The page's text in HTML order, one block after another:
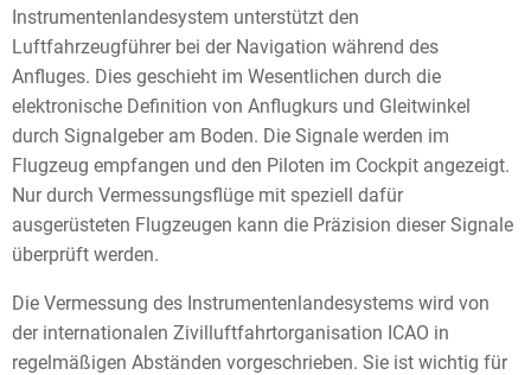
Instrumentenlandesystem unterstützt den
Luftfahrzeugführer bei der Navigation während des
Anfluges. Dies geschieht im Wesentlichen durch die
elektronische Definition von Anflugkurs und Gleitwinkel
durch Signalgeber am Boden. Die Signale werden im
Flugzeug empfangen und den Piloten im Cockpit angezeigt.
Nur durch Vermessungsflüge mit speziell dafür
ausgerüsteten Flugzeugen kann die Präzision dieser Signale
überprüft werden.
Die Vermessung des Instrumentenlandesystems wird von
der internationalen Zivilluftfahrtorganisation ICAO in
regelmäßigen Abständen vorgeschrieben. Sie ist wichtig für